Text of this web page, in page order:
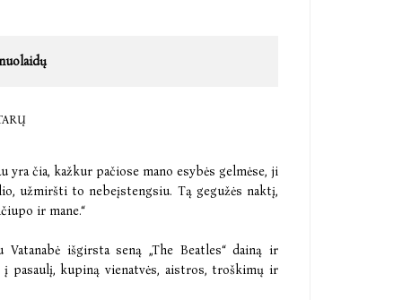
čia, kažkur pačiose mano esybės gelmėse, ji
užmiršti to nebeįstengsiu. Tą gegužės naktį,
ir mane.“
išgirsta seną „The Beatles“ dainą ir
pasaulį, kupiną vienatvės, aistros, troškimų ir